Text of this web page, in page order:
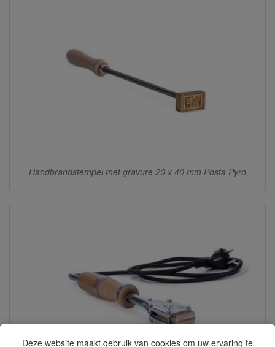
Deze website maakt gebruik van cookies om uw ervaring te
Handbrandstempel met gravure 20 x 40 mm Posta Pyro